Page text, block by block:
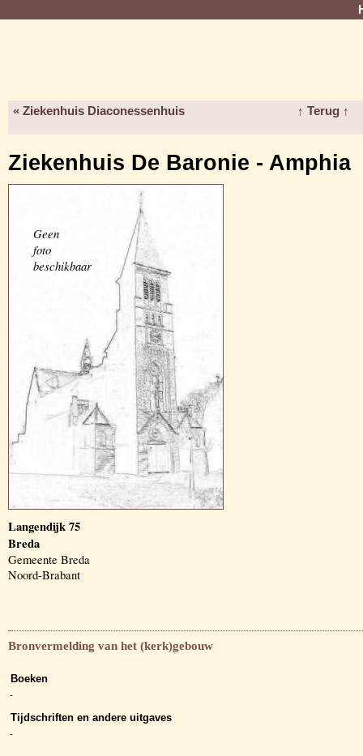
« Ziekenhuis Diaconessenhuis ↑ Terug ↑
Ziekenhuis De Baronie - Amphia
Geen
foto
beschikbaar
Langendijk 75
Breda
Gemeente Breda
Noord-Brabant
Bronvermelding van het (kerk)gebouw
Boeken
-
Tijdschriften en andere uitgaves
-